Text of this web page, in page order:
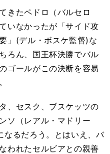
きたペドロ（バルセロ
いなかったが「サイド攻
」(デル・ボスケ監督)な
ろん、国王杯決勝でバル
ゴールがこの決断を容易
、セスク、ブスケッツの
ソ（レアル・マドリー
なるだろう。とはいえ、バ
われたセルビアとの親善